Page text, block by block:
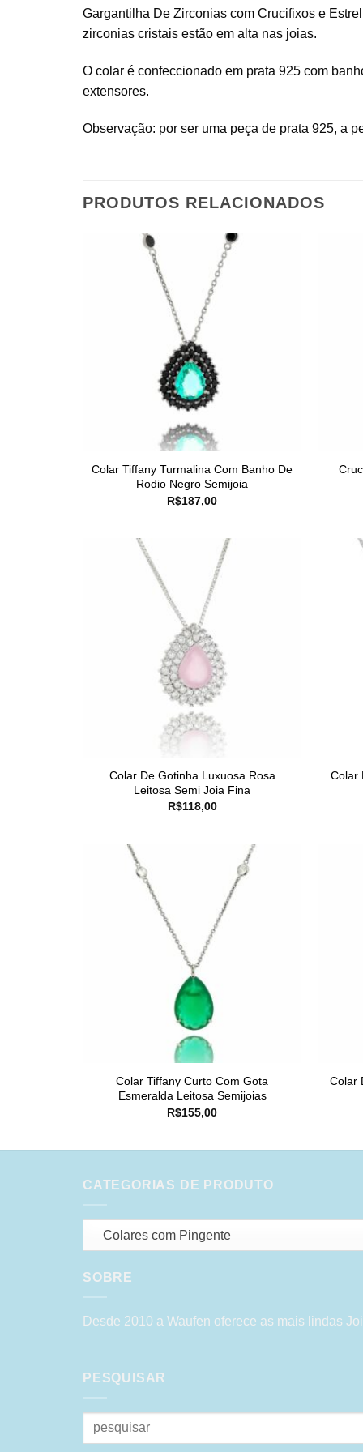
Gargantilha De Zirconias com Crucifixos e
zirconias cristais estão em alta nas joias.
O colar é confeccionado em prata 925 com
extensores.
Observação: por ser uma peça de prata 925, a
PRODUTOS RELACIONADOS
Colar Tiffany Turmalina Com Banho De
Rodio Negro Semijoia
R$187,00
Colar De Gotinha Luxuosa Rosa
Leitosa Semi Joia Fina
R$118,00
Colar
Colar Tiffany Curto Com Gota
Esmeralda Leitosa Semijoias
R$155,00
Colar
CATEGORIAS DE PRODUTO
Colares com Pingente
SOBRE
Desde 2010 a Waufen oferece as mais lindas
PESQUISAR
Pesquisar